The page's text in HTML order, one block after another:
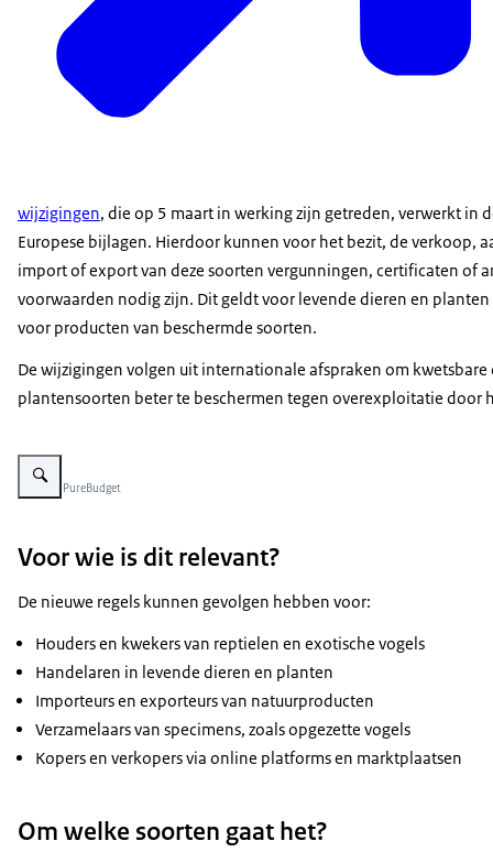
wijzigingen, die op 5 maart in werking zijn getreden, verwerkt in
Europese bijlagen. Hierdoor kunnen voor het bezit, de verkoop,
import of export van deze soorten vergunningen, certificaten of
voorwaarden nodig zijn. Dit geldt voor levende dieren en
voor producten van beschermde soorten.
De wijzigingen volgen uit internationale afspraken om kwetsbare
plantensoorten beter te beschermen tegen overexploitatie door
Vergroot afbeelding Close up foto van een neushoornvogel
Beeld: © PureBudget
Voor wie is dit relevant?
De nieuwe regels kunnen gevolgen hebben voor:
Houders en kwekers van reptielen en exotische vogels
Handelaren in levende dieren en planten
Importeurs en exporteurs van natuurproducten
Verzamelaars van specimens, zoals opgezette vogels
Kopers en verkopers via online platforms en marktplaatsen
Om welke soorten gaat het?